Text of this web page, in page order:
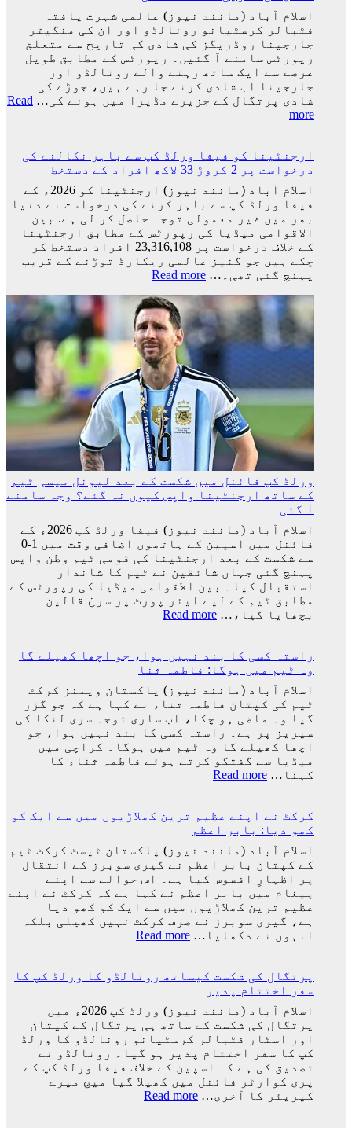
اسلام آباد (مانند نیوز) عالمی شہرت یافتہ
فٹبالر کرسٹیانو رونالڈو اور ان کی منگیتر
جارجینا روڈریگز کی شادی کی تاریخ سے متعلق
رپورٹس سامنے آ گئیں۔ رپورٹس کے مطابق طویل
عرصے سے ایک ساتھ رہنے والے رونالڈو اور
جارجینا اب شادی کرنے جا رہے ہیں، جوڑے کی
شادی پرتگال کے جزیرے مڈیرا میں ہونے کی… Read
more
:
اور
جارجینا
روڈریگز
کی
شادی
کی
تاریخ
سامنے
آ
گئی
ارجنٹینا کو فیفا ورلڈ کپ سے باہر نکالنے کی
درخواست پر 2 کروڑ 33 لاکھ افراد کے دستخط
اسلام آباد (مانند نیوز) ارجنٹینا کو 2026ء کے
فیفا ورلڈ کپ سے باہر کرنے کی درخواست نے دنیا
بھر میں غیر معمولی توجہ حاصل کر لی ہے. بین
الاقوامی میڈیا کی رپورٹس کے مطابق ارجنٹینا
کے خلاف درخواست پر 23,316,108 افراد دستخط کر
چکے ہیں جو گنیز عالمی ریکارڈ توڑنے کے قریب
پہنچ گئی تھی۔… Read more
:
کو
فیفا
ورلڈ
کپ
سے
باہر
نکالنے
کی
درخواست
پر
2
کروڑ
33
لاکھ
افراد
دستخط
ورلڈ کپ فائنل میں شکست کے بعد لیونل میسی ٹیم
کے ساتھ ارجنٹینا واپس کیوں نہ گئے؟ وجہ سامنے
آ گئی
اسلام آباد (مانند نیوز) فیفا ورلڈ کپ 2026ء کے
فائنل میں اسپین کے ہاتھوں اضافی وقت میں 1-0
سے شکست کے بعد ارجنٹینا کی قومی ٹیم وطن واپس
پہنچ گئی جہاں شائقین نے ٹیم کا شاندار
استقبال کیا۔ بین الاقوامی میڈیا کی رپورٹس کے
مطابق ٹیم کے لیے ایئر پورٹ پر سرخ قالین
بچھایا گیا،… Read more
:
فائنل
میں
شکست
کے
بعد
لیونل
میسی
ٹیم
کے
واپس
کیوں
گئے؟
وجہ
سامنے
آ
گئی
راستہ کسی کا بند نہیں ہوا، جو اچھا کھیلے گا
وہ ٹیم میں ہوگا: فاطمہ ثنا
اسلام آباد (مانند نیوز) پاکستان ویمنز کرکٹ
ٹیم کی کپتان فاطمہ ثناء نے کہا ہے کہ جو گزر
گیا وہ ماضی ہو چکا، اب ساری توجہ سری لنکا کی
سیریز پر ہے۔ راستہ کسی کا بند نہیں ہوا، جو
اچھا کھیلے گا وہ ٹیم میں ہوگا۔ کراچی میں
میڈیا سے گفتگو کرتے ہوئے فاطمہ ثناء کا
کہنا… Read more
:
کا
بند
ہوا،
جو
اچھا
کھیلے
گا
وہ
ٹیم
ہوگا:
فاطمہ
ثنا
کرکٹ نے اپنے عظیم ترین کھلاڑیوں میں سے ایک کو
کھو دیا: بابر اعظم
اسلام آباد (مانند نیوز) پاکستان ٹیسٹ کرکٹ ٹیم
کے کپتان بابر اعظم نے گیری سوبرز کے انتقال
پر اظہارِ افسوس کیا ہے۔ اس حوالے سے اپنے
پیغام میں بابر اعظم نے کہا ہے کہ کرکٹ نے اپنے
عظیم ترین کھلاڑیوں میں سے ایک کو کھو دیا
ہے، گیری سوبرز نے صرف کرکٹ نہیں کھیلی بلکہ
انہوں نے دکھایا… Read more
:
اپنے
ترین
کھلاڑیوں
میں
سے
ایک
کو
کھو
پرتگال کی شکست کیساتھ رونالڈو کا ورلڈ کپ کا
سفر اختتام پذیر
اسلام آباد (مانند نیوز) ورلڈ کپ 2026ء میں
پرتگال کی شکست کے ساتھ ہی پرتگال کے کپتان
اور اسٹار فٹبالر کرسٹیانو رونالڈو کا ورلڈ
کپ کا سفر اختتام پذیر ہو گیا۔ رونالڈو نے
تصدیق کی ہے کہ اسپین کے خلاف فیفا ورلڈ کپ کے
پری کوارٹر فائنل میں کھیلا گیا میچ میرے
کیریئر کا آخری… Read more
: